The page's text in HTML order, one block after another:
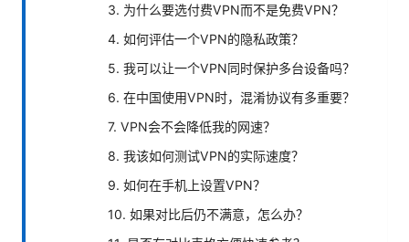
3. 为什么要选付费VPN而不是免费VPN？
4. 如何评估一个VPN的隐私政策？
5. 我可以让一个VPN同时保护多台设备吗？
6. 在中国使用VPN时，混淆协议有多重要？
7. VPN会不会降低我的网速？
8. 我该如何测试VPN的实际速度？
9. 如何在手机上设置VPN？
10. 如果对比后仍不满意，怎么办？